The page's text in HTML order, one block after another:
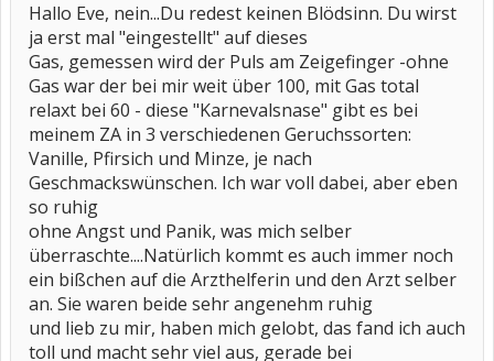
Hallo Eve, nein...Du redest keinen Blödsinn. Du wirst
ja erst mal "eingestellt" auf dieses
Gas, gemessen wird der Puls am Zeigefinger -ohne
Gas war der bei mir weit über 100, mit Gas total
relaxt bei 60 - diese "Karnevalsnase" gibt es bei
meinem ZA in 3 verschiedenen Geruchssorten:
Vanille, Pfirsich und Minze, je nach
Geschmackswünschen. Ich war voll dabei, aber eben
so ruhig
ohne Angst und Panik, was mich selber
überraschte....Natürlich kommt es auch immer noch
ein bißchen auf die Arzthelferin und den Arzt selber
an. Sie waren beide sehr angenehm ruhig
und lieb zu mir, haben mich gelobt, das fand ich auch
toll und macht sehr viel aus, gerade bei